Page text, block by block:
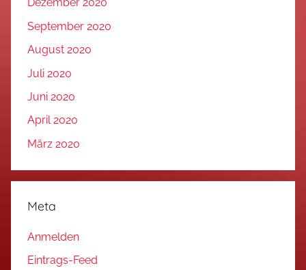
Dezember 2020
September 2020
August 2020
Juli 2020
Juni 2020
April 2020
März 2020
Meta
Anmelden
Eintrags-Feed